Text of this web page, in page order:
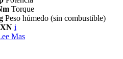
Torque
Peso húmedo (sin combustible)
i
Mas